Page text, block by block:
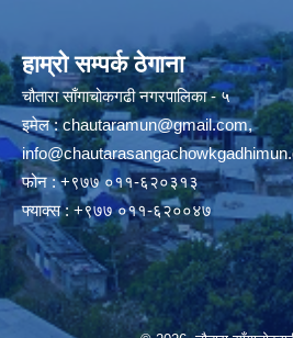
हाम्रो सम्पर्क ठेगाना
चौतारा साँगाचोकगढी नगरपालिका - ५
इमेल :chautaramun@gmail.com,
फोन : +९७७ ०११-६२०३१३
फ्याक्स : +९७७ ०११-६२००४७